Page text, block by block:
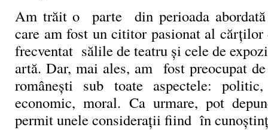
Am trăit o parte din perioada
care am fost un cititor pasionat al
frecventat sălile de teatru și cele de
artă. Dar, mai ales, am fost preocupat
românești sub toate aspectele:
economic, moral. Ca urmare, pot
permit unele considerații fiind în